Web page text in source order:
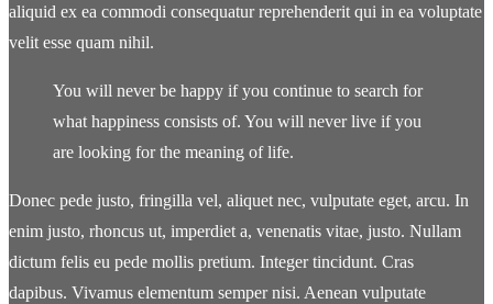
aliquid ex ea commodi consequatur reprehenderit qui in ea voluptate
velit esse quam nihil.
You will never be happy if you continue to search for
what happiness consists of. You will never live if you
are looking for the meaning of life.
Donec pede justo, fringilla vel, aliquet nec, vulputate eget, arcu. In
enim justo, rhoncus ut, imperdiet a, venenatis vitae, justo. Nullam
dictum felis eu pede mollis pretium. Integer tincidunt. Cras
dapibus. Vivamus elementum semper nisi. Aenean vulputate